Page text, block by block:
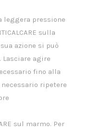
leggera pressione
sulla
azione si può
Lasciare agire
fino alla
ripetere
sul marmo. Per